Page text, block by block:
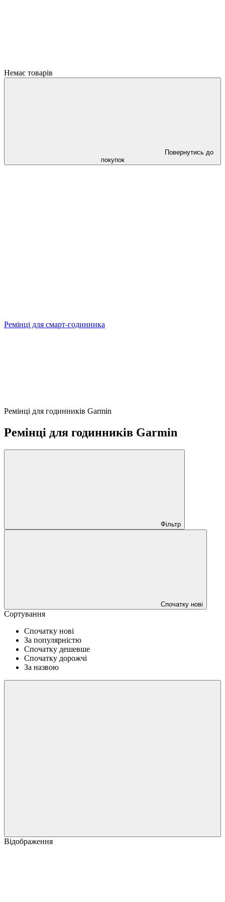
Немає товарів
Повернутись до
покупок
Ремінці для смарт-годинника
Ремінці для годинників Garmin
Ремінці для годинників Garmin
Фільтр
Спочатку нові
Сортування
Спочатку нові
За популярністю
Спочатку дешевше
Спочатку дорожчі
За назвою
Відображення